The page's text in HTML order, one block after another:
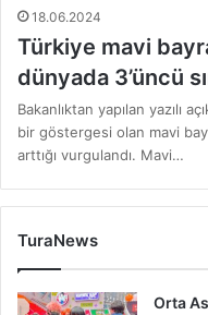
18.06.2024
Türkiye mavi
dünyada 3’üncü
Bakanlıktan yapılan yazılı
bir göstergesi olan mavi
arttığı vurgulandı. Mavi…
TuraNews
Orta